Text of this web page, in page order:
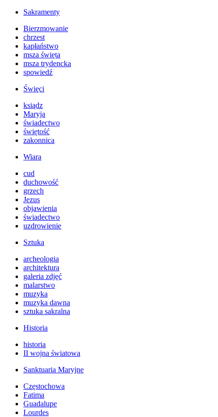
Sakramenty
Bierzmowanie
chrzest
kapłaństwo
msza święta
msza trydencka
spowiedź
Święci
ksiądz
Maryja
świadectwo
świętość
zakonnica
Wiara
cud
duchowość
grzech
Jezus
objawienia
świadectwo
uzdrowienie
Sztuka
archeologia
architektura
galeria zdjęć
malarstwo
muzyka
muzyka dawna
sztuka sakralna
Historia
historia
II wojna światowa
Sanktuaria Maryjne
Częstochowa
Fatima
Guadalupe
Lourdes